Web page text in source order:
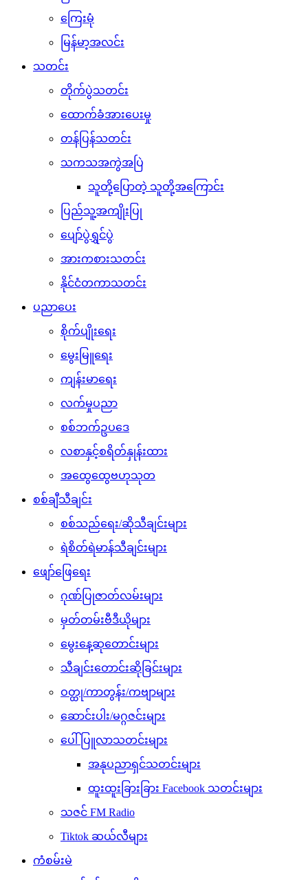
ကြေးမုံ
မြန်မာ့အလင်း
သတင်း
တိုက်ပွဲသတင်း
ထောက်ခံအားပေးမှု
တန်ပြန်သတင်း
သကသအကွဲအပြဲ
သူတို့ပြောတဲ့ သူတို့အကြောင်း
ပြည်သူ့အကျိုးပြု
ပျော်ပွဲရွှင်ပွဲ
အားကစားသတင်း
နိုင်ငံတကာသတင်း
ပညာပေး
စိုက်ပျိုးရေး
မွေးမြူရေး
ကျန်းမာရေး
လက်မှုပညာ
စစ်ဘက်ဥပဒေ
လစာနှင့်စရိတ်နှုန်းထား
အထွေထွေဗဟုသုတ
စစ်ချီသီချင်း
စစ်သည်ရေး/ဆိုသီချင်းများ
ရဲစိတ်ရဲမာန်သီချင်းများ
ဖျော်ဖြေရေး
ဂုဏ်ပြုဇာတ်လမ်းများ
မှတ်တမ်းဗီဒီယိုများ
မွေးနေ့ဆုတောင်းများ
သီချင်းတောင်းဆိုခြင်းများ
ဝတ္ထု/ကာတွန်း/ကဗျာများ
ဆောင်းပါး/မဂ္ဂဇင်းများ
ပေါ်ပြူလာသတင်းများ
အနုပညာရှင်သတင်းများ
ထူးထူးခြားခြား Facebook သတင်းများ
သဇင် FM Radio
Tiktok ဆယ်လီများ
ကံစမ်းမဲ